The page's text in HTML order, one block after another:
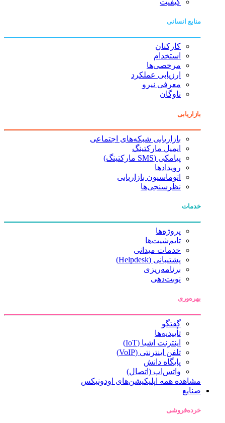
کیفیت
منابع انسانی
کارکنان
استخدام
مرخصی‌ها
ارزیابی عملکرد
معرفی نیرو
ناوگان
بازاریابی
بازاریابی شبکه‌های اجتماعی
ایمیل مارکتینگ
پیامکی (SMS مارکتینگ)
رویدادها
اتوماسیون بازاریابی
نظرسنجی‌ها
خدمات
پروژه‌ها
تایم‌شیت‌ها
خدمات میدانی
پشتیبانی (Helpdesk)
برنامه‌ریزی
نوبت‌دهی
بهره‌وری
گفتگو
تأییدیه‌ها
اینترنت اشیا (IoT)
تلفن اینترنتی (VoIP)
پایگاه دانش
واتس‌اپ (اتصال)
مشاهده همه اپلیکیشن‌های اودونیکس
صنایع
خرده‌فروشی